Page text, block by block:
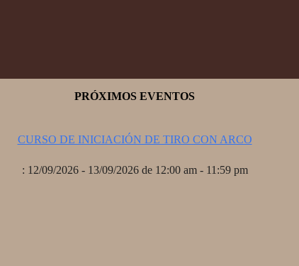
PRÓXIMOS EVENTOS
CURSO DE INICIACIÓN DE TIRO CON ARCO
: 12/09/2026 - 13/09/2026 de 12:00 am - 11:59 pm